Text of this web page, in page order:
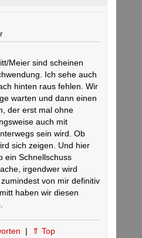
Meier sind scheinen
Ich sehe auch
hinten raus fehlen. Wir
warten und dann einen
der erst mal ohne
auch mit
sein wird. Ob
sich zeigen. Und hier
ein Schnellschuss
irgendwer wird
von mir definitiv
haben wir diesen
| ⇑ Top